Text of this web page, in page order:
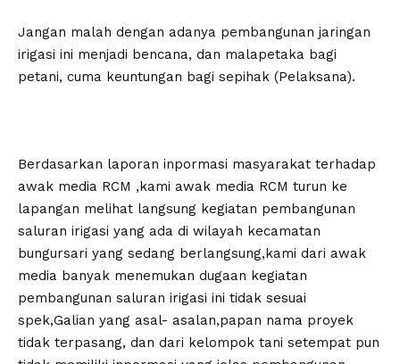
Jangan malah dengan adanya pembangunan jaringan
irigasi ini menjadi bencana, dan malapetaka bagi
petani, cuma keuntungan bagi sepihak (Pelaksana).
Berdasarkan laporan inpormasi masyarakat terhadap
awak media RCM ,kami awak media RCM turun ke
lapangan melihat langsung kegiatan pembangunan
saluran irigasi yang ada di wilayah kecamatan
bungursari yang sedang berlangsung,kami dari awak
media banyak menemukan dugaan kegiatan
pembangunan saluran irigasi ini tidak sesuai
spek,Galian yang asal- asalan,papan nama proyek
tidak terpasang, dan dari kelompok tani setempat pun